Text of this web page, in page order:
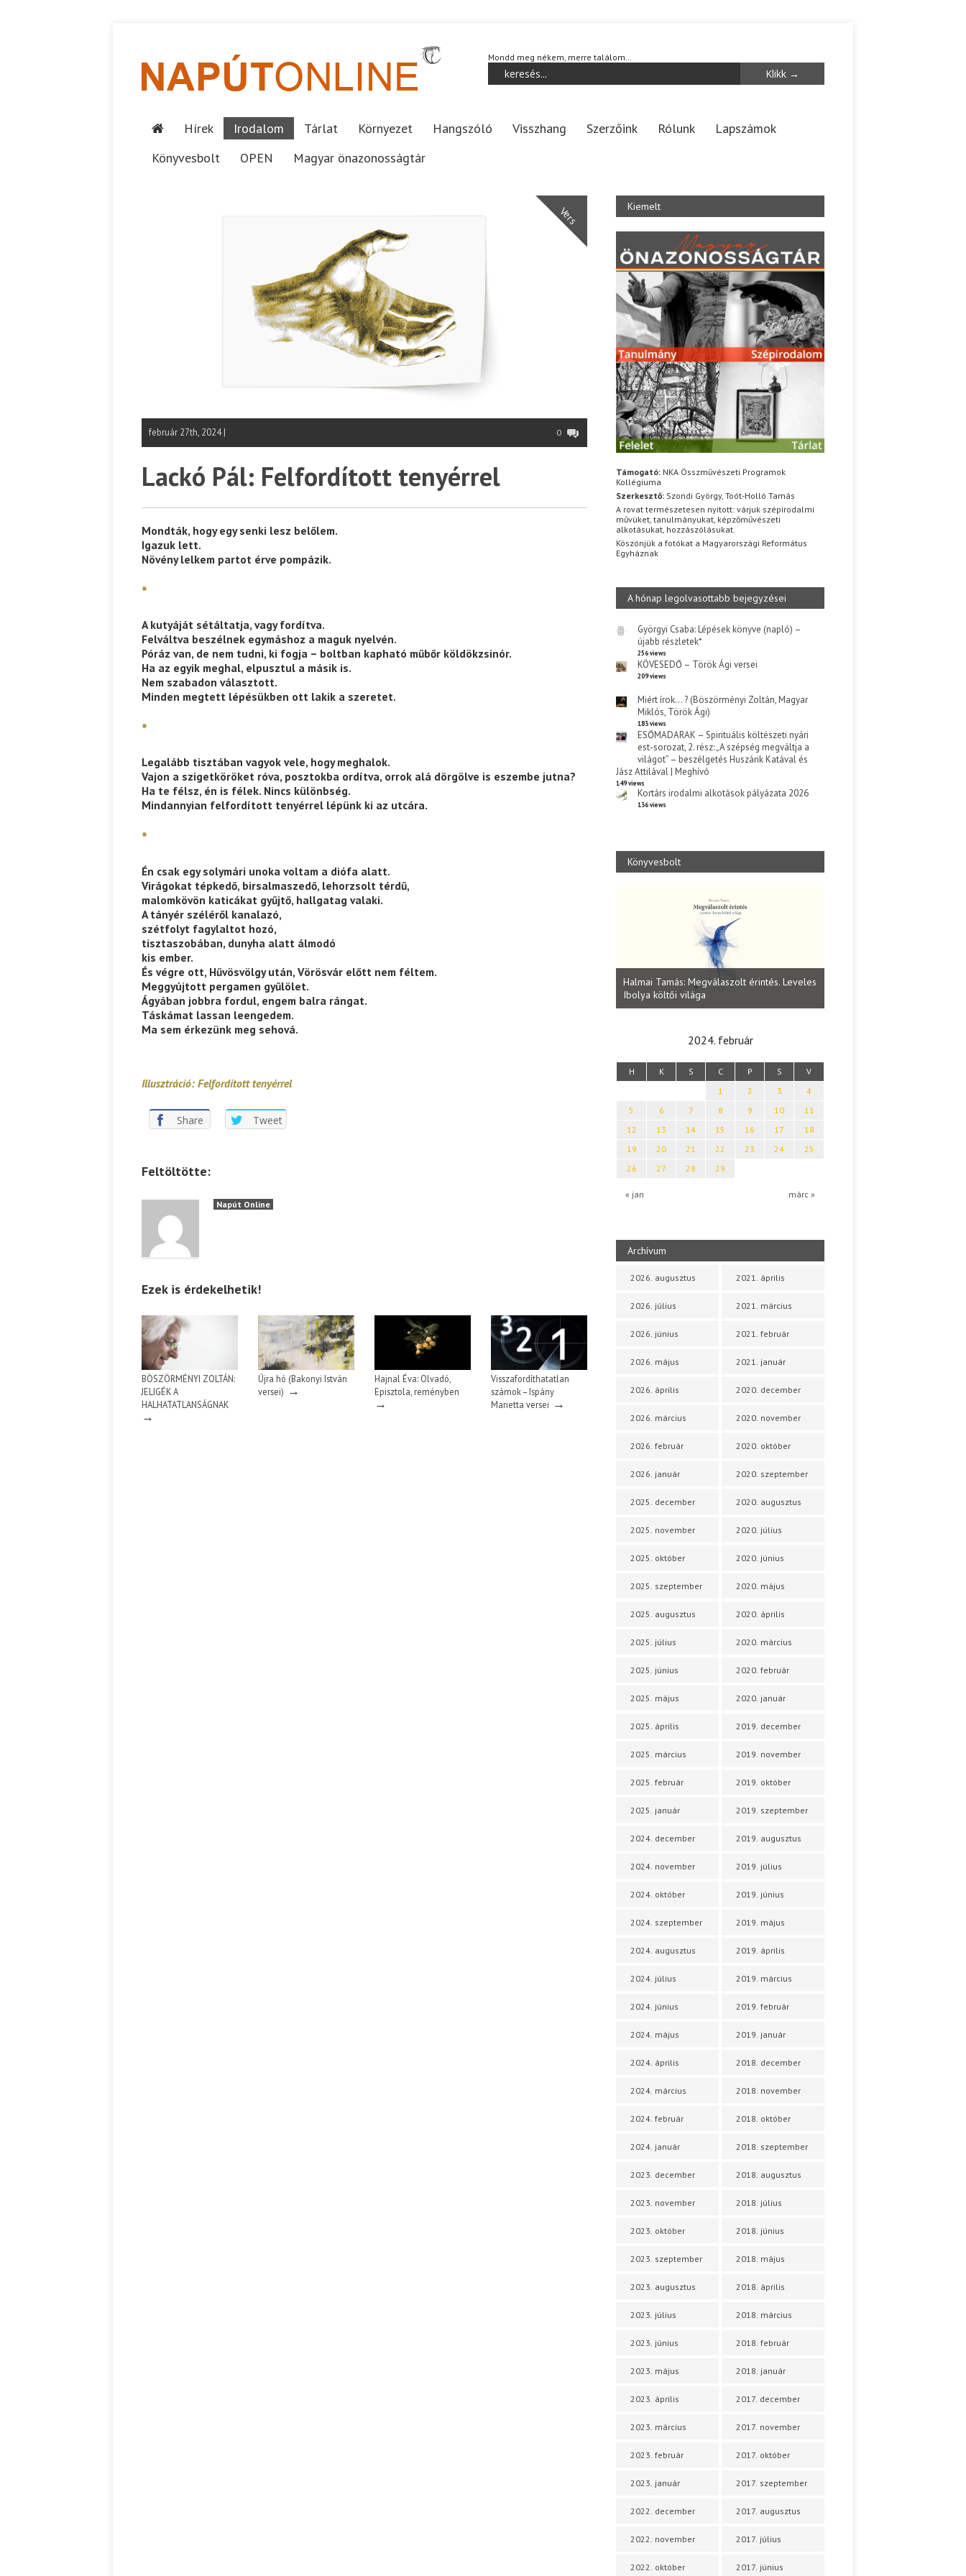
Mondd meg nékem, merre találom…
Hírek Irodalom Tárlat Környezet Hangszóló Visszhang Szerzőink Rólunk
Lapszámok
Könyvesbolt
OPEN Magyar önazonosságtár
Vers
február 27th, 2024 | 0
Lackó Pál: Felfordított tenyérrel
Mondták, hogy egy senki lesz belőlem.
Igazuk lett.
Növény lelkem partot érve pompázik.
*
A kutyáját sétáltatja, vagy fordítva.
Felváltva beszélnek egymáshoz a maguk nyelvén.
Póráz van, de nem tudni, ki fogja – boltban kapható műbőr köldökzsinór.
Ha az egyik meghal, elpusztul a másik is.
Nem szabadon választott.
Minden megtett lépésükben ott lakik a szeretet.
*
Legalább tisztában vagyok vele, hogy meghalok.
Vajon a szigetköröket róva, posztokba ordítva, orrok alá dörgölve is eszembe jutna?
Ha te félsz, én is félek. Nincs különbség.
Mindannyian felfordított tenyérrel lépünk ki az utcára.
*
Én csak egy solymári unoka voltam a diófa alatt.
Virágokat tépkedő, birsalmaszedő, lehorzsolt térdű,
malomkövön katicákat gyűjtő, hallgatag valaki.
A tányér széléről kanalazó,
szétfolyt fagylaltot hozó,
tisztaszobában, dunyha alatt álmodó
kis ember.
És végre ott, Hűvösvölgy után, Vörösvár előtt nem féltem.
Meggyújtott pergamen gyűlölet.
Ágyában jobbra fordul, engem balra rángat.
Táskámat lassan leengedem.
Ma sem érkezünk meg sehová.
Illusztráció: Felfordított tenyérrel
Share Tweet
Feltöltötte:
Napút Online
Ezek is érdekelhetik!
BÖSZÖRMÉNYI ZOLTÁN:
JELIGÉK A
HALHATATLANSÁGNAK
→
Újra hó (Bakonyi István
versei) →
Hajnal Éva: Olvadó,
Episztola, reményben
→
Visszafordíthatatlan
számok – Ispány
Marietta versei →
Kiemelt
Támogató: NKA Összművészeti Programok
Kollégiuma
Szerkesztő: Szondi György, Toót-Holló Tamás
A rovat természetesen nyitott: várjuk szépirodalmi
művüket, tanulmányukat, képzőművészeti
alkotásukat, hozzászólásukat.
Köszönjük a fotókat a Magyarországi Református
Egyháznak
A hónap legolvasottabb bejegyzései
Györgyi Csaba: Lépések könyve (napló) –
újabb részletek*
256 views
KÖVESEDŐ – Török Ági versei
209 views
Miért írok… ? (Böszörményi Zoltán, Magyar
Miklós, Török Ági)
183 views
ESŐMADARAK – Spirituális költészeti nyári
est-sorozat, 2. rész: „A szépség megváltja a
világot” – beszélgetés Huszárik Katával és
Jász Attilával | Meghívó
149 views
Kortárs irodalmi alkotások pályázata 2026
136 views
Könyvesbolt
Káplán Géza: Erotikai kalauz
Parvathy Baul: A NAGY LELKEK DALAI.
Halmai Tamás: Megválaszolt érintés. Leveles
Ibolya költői világa
2024. február
H K S C P S V
« jan márc »
1 2 3
4
5
6 7 8 9 10
11
12
13 14 15 16 17
18
19
20 21 22 23 24
25
26
27 28 29
Archívum
2026. augusztus
2026. július
2026. június
2026. május
2026. április
2026. március
2026. február
2026. január
2025. december
2025. november
2025. október
2025. szeptember
2025. augusztus
2025. július
2025. június
2025. május
2025. április
2025. március
2025. február
2025. január
2024. december
2024. november
2024. október
2024. szeptember
2024. augusztus
2024. július
2024. június
2024. május
2024. április
2024. március
2024. február
2024. január
2023. december
2023. november
2023. október
2023. szeptember
2023. augusztus
2023. július
2023. június
2023. május
2023. április
2023. március
2023. február
2023. január
2022. december
2022. november
2022. október
2021. április
2021. március
2021. február
2021. január
2020. december
2020. november
2020. október
2020. szeptember
2020. augusztus
2020. július
2020. június
2020. május
2020. április
2020. március
2020. február
2020. január
2019. december
2019. november
2019. október
2019. szeptember
2019. augusztus
2019. július
2019. június
2019. május
2019. április
2019. március
2019. február
2019. január
2018. december
2018. november
2018. október
2018. szeptember
2018. augusztus
2018. július
2018. június
2018. május
2018. április
2018. március
2018. február
2018. január
2017. december
2017. november
2017. október
2017. szeptember
2017. augusztus
2017. július
2017. június